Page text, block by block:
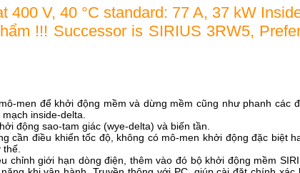
400 V, 40 °C standard: 77 A, 37 kW
!!! Successor is SIRIUS 3RW5,
men để khởi động mềm và dừng mềm cũng như phanh các
inside-delta.
động sao-tam giác (wye-delta) và biến tần.
cần điều khiển tốc độ, không có mô-men khởi động đặc biệt
thế.
chỉnh giới hạn dòng điện, thêm vào đó bộ khởi động mềm